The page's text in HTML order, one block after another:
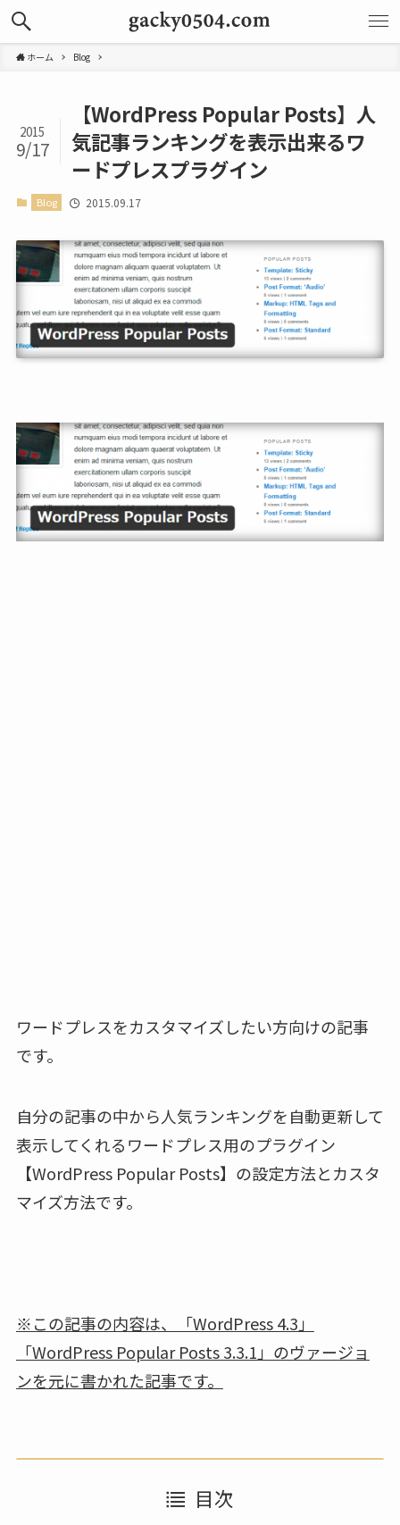
ホーム Blog
【WordPress Popular Posts】人
気記事ランキングを表示出来るワ
ードプレスプラグイン
2015
9/17
Blog 2015.09.17
ワードプレスをカスタマイズしたい方向けの記事
です。
自分の記事の中から人気ランキングを自動更新して
表示してくれるワードプレス用のプラグイン
【WordPress Popular Posts】の設定方法とカスタ
マイズ方法です。
※この記事の内容は、「WordPress 4.3」
「WordPress Popular Posts 3.3.1」のヴァージョ
ンを元に書かれた記事です。
目次